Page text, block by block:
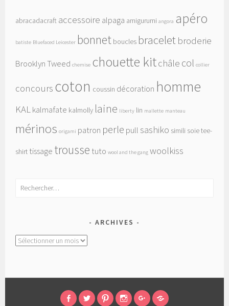
abracadacraft accessoire alpaga amigurumi angora apéro
batiste Bluefaced Leicester bonnet boucles bracelet broderie
Brooklyn Tweed chemise chouette kitchâle col collier
concours coton coussin décoration homme
KALkalmafate kalmolly laine liberty lin mallette manteau
mérinos origami patron perle pull sashiko simili soietee-
shirt tissage trousse tuto wool and the gang woolkiss
Rechercher :
ARCHIVES
Archives